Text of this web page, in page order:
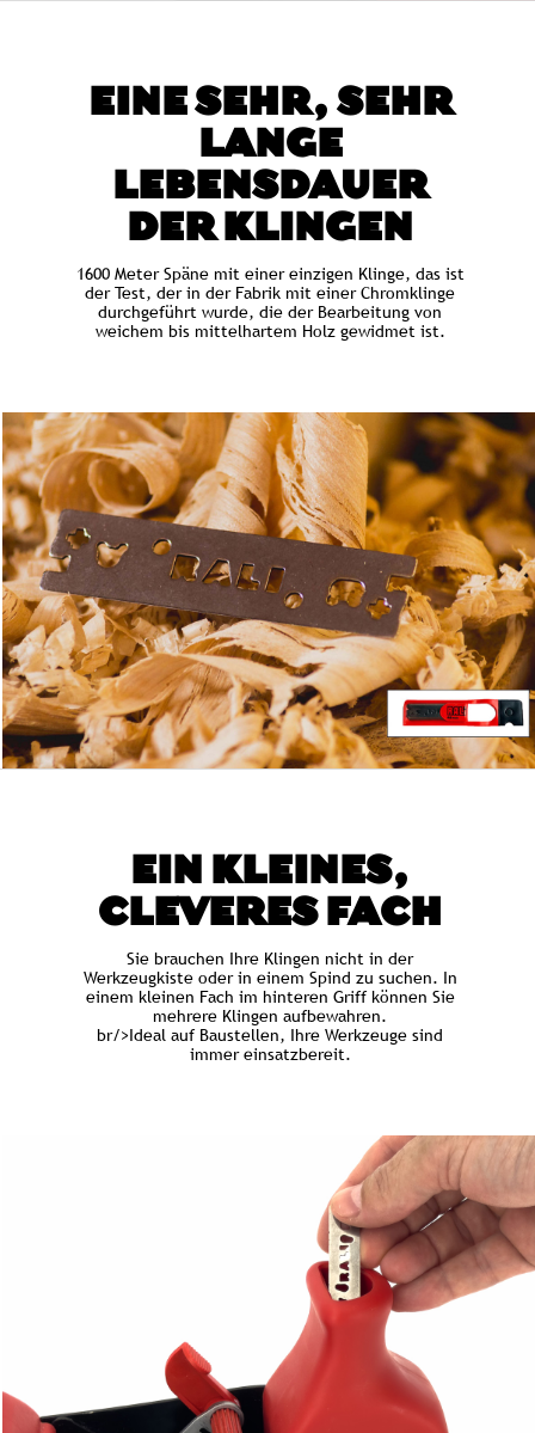
EINE SEHR, SEHR
LANGE
LEBENSDAUER
DER KLINGEN
1600 Meter Späne mit einer einzigen Klinge, das ist
der Test, der in der Fabrik mit einer Chromklinge
durchgeführt wurde, die der Bearbeitung von
weichem bis mittelhartem Holz gewidmet ist.
EIN KLEINES,
CLEVERES FACH
Sie brauchen Ihre Klingen nicht in der
Werkzeugkiste oder in einem Spind zu suchen. In
einem kleinen Fach im hinteren Griff können Sie
mehrere Klingen aufbewahren.
br/>Ideal auf Baustellen, Ihre Werkzeuge sind
immer einsatzbereit.